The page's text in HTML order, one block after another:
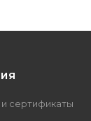
сертификаты